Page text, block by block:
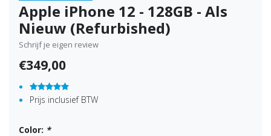
Apple iPhone 12 - 128GB - Als
Nieuw (Refurbished)
Schrijf je eigen review
€349,00
Prijs inclusief BTW
Color: *